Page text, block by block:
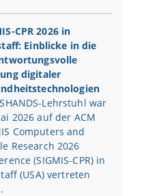
CPR 2026 in
Einblicke in die
digitaler
Lehrstuhl war
2026 auf der ACM
Computers and
Research 2026
(SIGMIS-CPR) in
(USA) vertreten